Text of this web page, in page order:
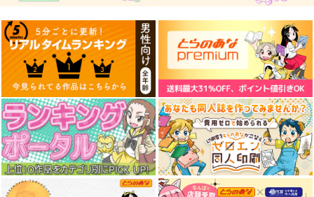
作品詳細 作品詳細 作品詳細